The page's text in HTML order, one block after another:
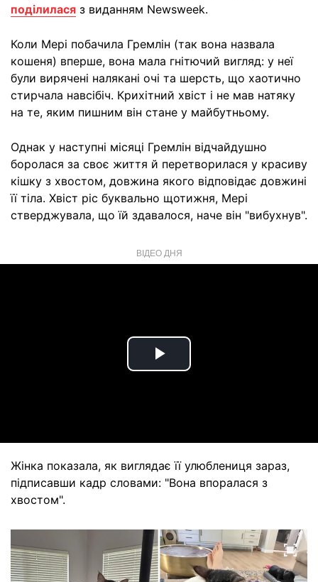
поділилася з виданням Newsweek.
Коли Мері побачила Гремлін (так вона назвала
кошеня) вперше, вона мала гнітючий вигляд: у неї
були вирячені налякані очі та шерсть, що хаотично
стирчала навсібіч. Крихітний хвіст і не мав натяку
на те, яким пишним він стане у майбутньому.
Однак у наступні місяці Гремлін відчайдушно
боролася за своє життя й перетворилася у красиву
кішку з хвостом, довжина якого відповідає довжині
її тіла. Хвіст ріс буквально щотижня, Мері
стверджувала, що їй здавалося, наче він "вибухнув".
ВІДЕО ДНЯ
Play
Жінка показала, як виглядає її улюблениця зараз,
підписавши кадр словами: "Вона впоралася з
хвостом".